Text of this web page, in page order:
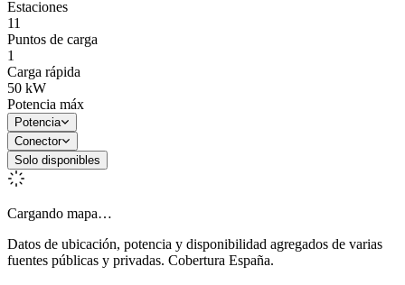
Estaciones
11
Puntos de carga
1
Carga rápida
50 kW
Potencia máx
Potencia
Conector
Solo disponibles
Cargando mapa…
Datos de ubicación, potencia y disponibilidad agregados de varias
fuentes públicas y privadas. Cobertura España.